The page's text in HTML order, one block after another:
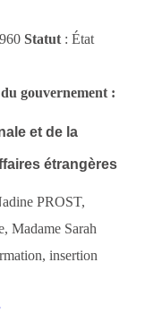
Statut : État
gouvernement :
et de la
étrangères
PROST,
Madame Sarah
insertion